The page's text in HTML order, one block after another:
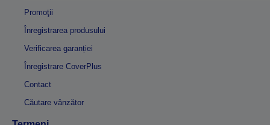
Promoţii
Înregistrarea produsului
Verificarea garanției
Înregistrare CoverPlus
Contact
Căutare vânzător